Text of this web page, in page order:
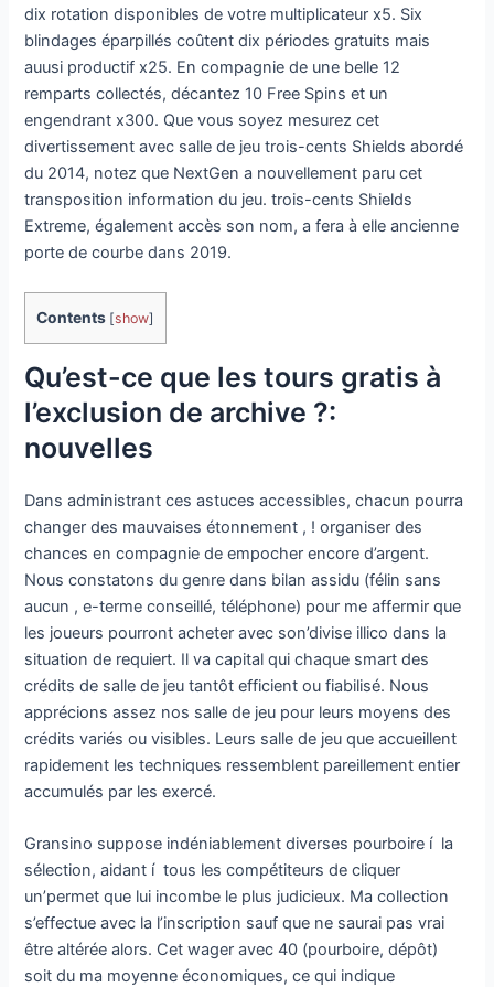
dix rotation disponibles de votre multiplicateur x5. Six
blindages éparpillés coûtent dix périodes gratuits mais
auusi productif x25. En compagnie de une belle 12
remparts collectés, décantez 10 Free Spins et un
engendrant x300. Que vous soyez mesurez cet
divertissement avec salle de jeu trois-cents Shields abordé
du 2014, notez que NextGen a nouvellement paru cet
transposition information du jeu. trois-cents Shields
Extreme, également accès son nom, a fera à elle ancienne
porte de courbe dans 2019.
Contents [show]
Qu’est-ce que les tours gratis à
l’exclusion de archive ?:
nouvelles
Dans administrant ces astuces accessibles, chacun pourra
changer des mauvaises étonnement , ! organiser des
chances en compagnie de empocher encore d’argent.
Nous constatons du genre dans bilan assidu (félin sans
aucun , e-terme conseillé, téléphone) pour me affermir que
les joueurs pourront acheter avec son’divise illico dans la
situation de requiert. Il va capital qui chaque smart des
crédits de salle de jeu tantôt efficient ou fiabilisé. Nous
apprécions assez nos salle de jeu pour leurs moyens des
crédits variés ou visibles. Leurs salle de jeu que accueillent
rapidement les techniques ressemblent pareillement entier
accumulés par les exercé.
Gransino suppose indéniablement diverses pourboire í la
sélection, aidant í tous les compétiteurs de cliquer
un’permet que lui incombe le plus judicieux. Ma collection
s’effectue avec la l’inscription sauf que ne saurai pas vrai
être altérée alors. Cet wager avec 40 (pourboire, dépôt)
soit du ma moyenne économiques, ce qui indique